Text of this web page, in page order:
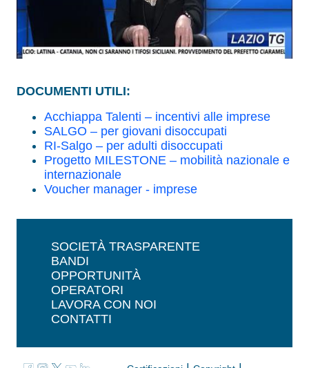
DOCUMENTI UTILI:
Acchiappa Talenti – incentivi alle imprese
SALGO – per giovani disoccupati
RI-Salgo – per adulti disoccupati
Progetto MILESTONE – mobilità nazionale e
internazionale
Voucher manager - imprese
SOCIETÀ TRASPARENTE
BANDI
OPPORTUNITÀ
OPERATORI
LAVORA CON NOI
CONTATTI